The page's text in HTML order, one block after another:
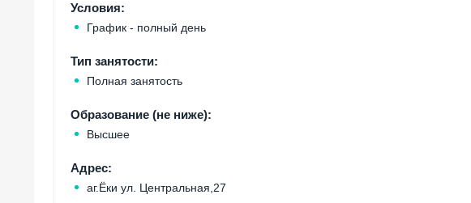
Условия:
График - полный день
Тип занятости:
Полная занятость
Образование (не ниже):
Высшее
Адрес:
аг.Ёки ул. Центральная,27